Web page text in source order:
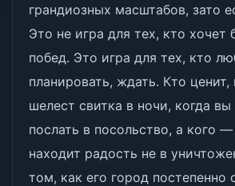
грандиозных масштабов, зато
Это не игра для тех, кто хочет
побед. Это игра для тех, кто
планировать, ждать. Кто ценит,
шелест свитка в ночи, когда
послать в посольство, а кого
находит радость не в
том, как его город постепенно